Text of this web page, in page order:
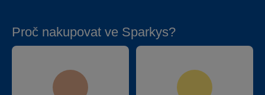
Proč nakupovat ve Sparkys?